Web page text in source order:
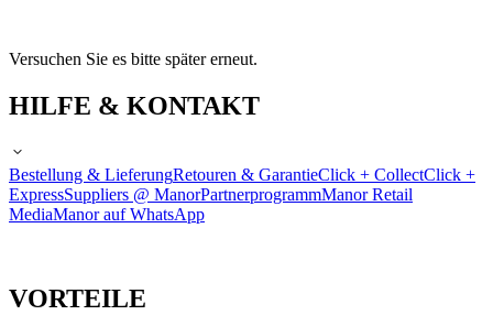
Versuchen Sie es bitte später erneut.
HILFE & KONTAKT
Bestellung & LieferungRetouren & GarantieClick + CollectClick +
ExpressSuppliers @ ManorPartnerprogrammManor Retail
MediaManor auf WhatsApp
VORTEILE